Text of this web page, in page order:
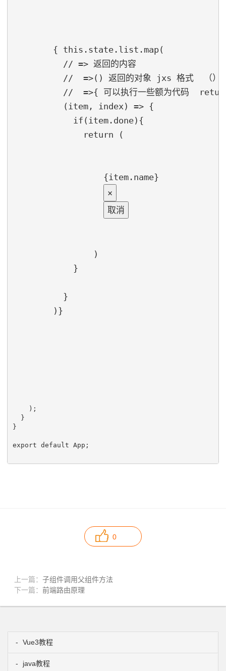
        { this.state.list.map(
          // => 返回的内容
//  =>() 返回的对象 jxs 格式  （）
//  =>{ 可以执行一些额为代码
          (item, index) => {
            if(item.done){
              return (
{item.name}
×
取消
                )
            }
          }
        )}
    );
  }
}
export default App;
0
上一篇： 子组件调用父组件方法
下一篇： 前端路由原理
Vue3教程
java教程